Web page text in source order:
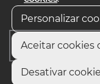
Personalizar
Aceitar cookies
Desativar
Início
Protocolo de